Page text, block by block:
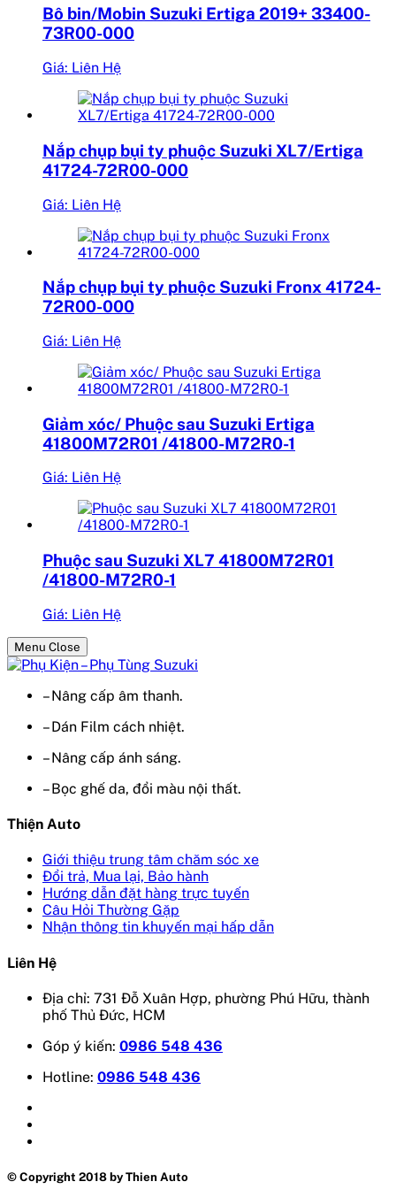
Bô bin/Mobin Suzuki Ertiga 2019+ 33400-
73R00-000
Giá: Liên Hệ
Nắp chụp bụi ty phuộc Suzuki XL7/Ertiga
41724-72R00-000
Giá: Liên Hệ
Nắp chụp bụi ty phuộc Suzuki Fronx 41724-
72R00-000
Giá: Liên Hệ
Giảm xóc/ Phuộc sau Suzuki Ertiga
41800M72R01 /41800-M72R0-1
Giá: Liên Hệ
Phuộc sau Suzuki XL7 41800M72R01
/41800-M72R0-1
Giá: Liên Hệ
Menu Close
– Nâng cấp âm thanh.
– Dán Film cách nhiệt.
– Nâng cấp ánh sáng.
– Bọc ghế da, đổi màu nội thất.
Thiện Auto
Giới thiệu trung tâm chăm sóc xe
Đổi trả, Mua lại, Bảo hành
Hướng dẫn đặt hàng trực tuyến
Câu Hỏi Thường Gặp
Nhận thông tin khuyến mại hấp dẫn
Liên Hệ
Địa chỉ: 731 Đỗ Xuân Hợp, phường Phú Hữu, thành
phố Thủ Đức, HCM
Góp ý kiến: 0986 548 436
Hotline: 0986 548 436
© Copyright 2018 by Thien Auto